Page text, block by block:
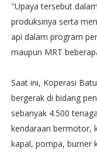
"Upaya tersebut
produksinya serta
api dalam program
maupun MRT
Saat ini, Koperasi
bergerak di bidang
sebanyak 4.500
kendaraan bermotor,
kapal, pompa, burner